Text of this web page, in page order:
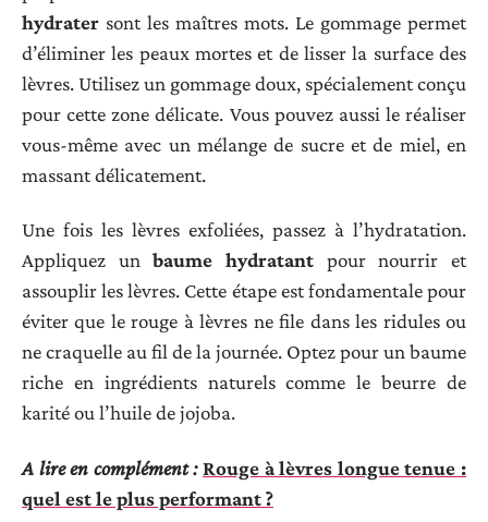
hydrater sont les maîtres mots. Le gommage permet
d’éliminer les peaux mortes et de lisser la surface des
lèvres. Utilisez un gommage doux, spécialement conçu
pour cette zone délicate. Vous pouvez aussi le réaliser
vous-même avec un mélange de sucre et de miel, en
massant délicatement.
Une fois les lèvres exfoliées, passez à l’hydratation.
Appliquez unbaume hydratant pour nourrir et
assouplir les lèvres. Cette étape est fondamentale pour
éviter que le rouge à lèvres ne file dans les ridules ou
ne craquelle au fil de la journée. Optez pour un baume
riche en ingrédients naturels comme le beurre de
karité ou l’huile de jojoba.
A lire en complément : Rouge à lèvres longue tenue :
quel est le plus performant ?